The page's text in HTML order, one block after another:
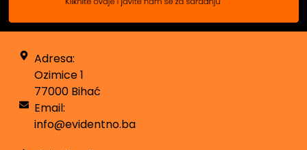
Adresa:
Ozimice 1
77000 Bihać
Email:
info@evidentno.ba